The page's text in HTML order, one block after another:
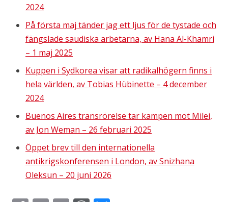
2024
På första maj tänder jag ett ljus för de tystade och
fängslade saudiska arbetarna, av Hana Al-Khamri
– 1 maj 2025
Kuppen i Sydkorea visar att radikalhögern finns i
hela världen, av Tobias Hübinette – 4 december
2024
Buenos Aires transrörelse tar kampen mot Milei,
av Jon Weman – 26 februari 2025
Öppet brev till den internationella
antikrigskonferensen i London, av Snizhana
Oleksun – 20 juni 2026